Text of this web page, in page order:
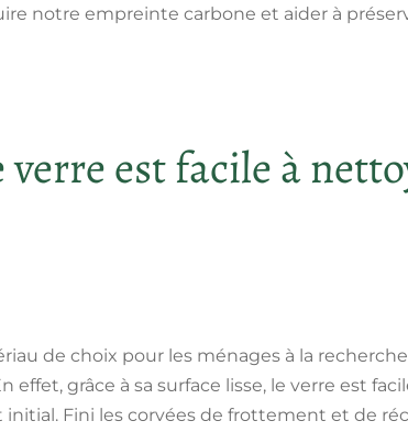
notre empreinte carbone et aider à
verre est facile à
de choix pour les ménages à la
effet, grâce à sa surface lisse, le verre est
initial. Fini les corvées de frottement et de